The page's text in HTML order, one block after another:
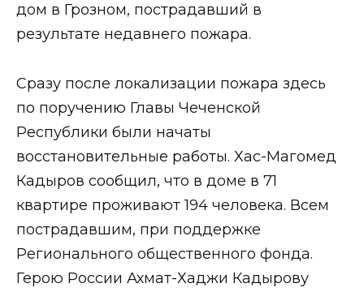
дом в Грозном, пострадавший в
результате недавнего пожара.
Сразу после локализации пожара здесь
по поручению Главы Чеченской
Республики были начаты
восстановительные работы. Хас-Магомед
Кадыров сообщил, что в доме в 71
квартире проживают 194 человека. Всем
пострадавшим, при поддержке
Регионального общественного фонда.
Герою России Ахмат-Хаджи Кадырову